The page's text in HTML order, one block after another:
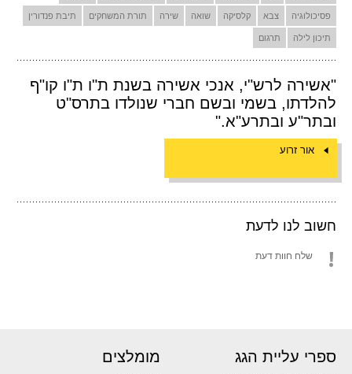
פסיכולוגיה צבא קלסיקה שואה שירה תורת המשחקים תיבת פנדורין
תיכון לילה תרגום
"אשירה לרש"י, אנכי אשירה בשנת ת"ו ת"ו קו"ף
להלדתו, בשמי ובשם חברי שנולדו בתרס"ט
ובתר"ע ובתרע"א."
אור זרוע
חשוב לנו לדעת
שלח חוות דעת
ספרי עליית הגג מומלצים